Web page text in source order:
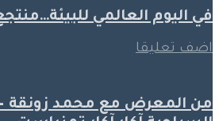
في اليوم العالمي
اضف تعليقا
من المعرض مع محمد زونقة –